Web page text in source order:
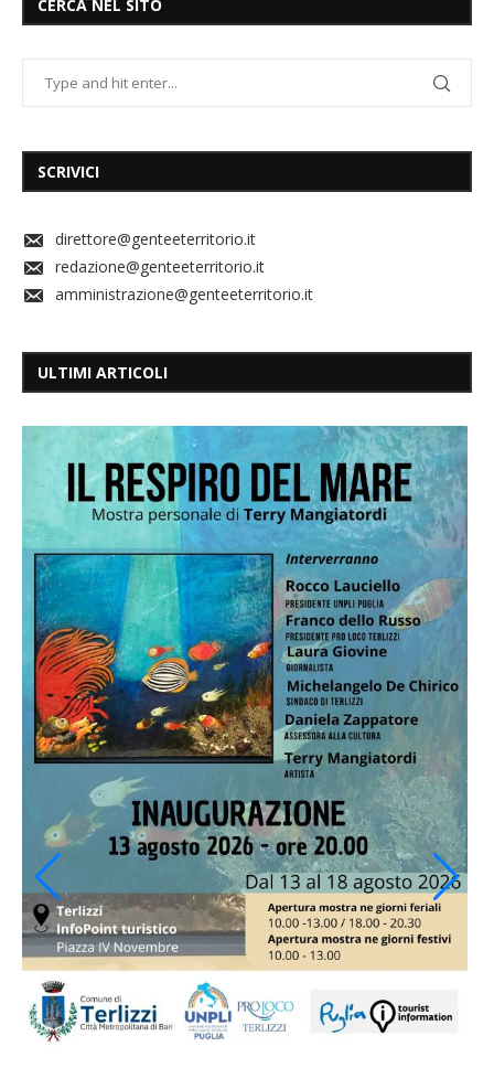
CERCA NEL SITO
SCRIVICI
direttore@genteeterritorio.it
redazione@genteeterritorio.it
amministrazione@genteeterritorio.it
ULTIMI ARTICOLI